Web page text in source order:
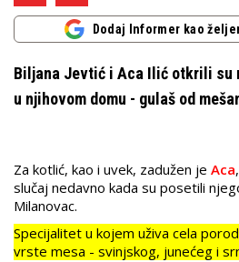
Dodaj Informer kao
Biljana Jevtić i Aca Ilić otkrili su
u njihovom domu - gulaš od
Za kotlić, kao i uvek, zadužen je Aca
slučaj nedavno kada su posetili
Milanovac.
Specijalitet u kojem uživa cela
vrste mesa - svinjskog, junećeg i